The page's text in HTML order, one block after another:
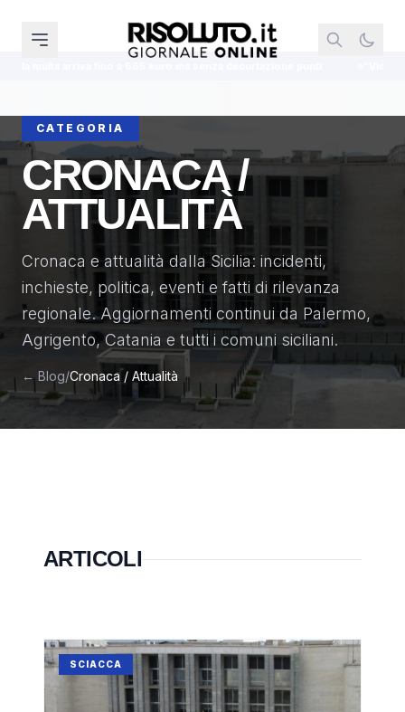
CATEGORIA
CRONACA /
ATTUALITÀ
Cronaca e attualità dalla Sicilia: incidenti,
inchieste, politica, eventi e fatti di rilevanza
regionale. Aggiornamenti continui da Palermo,
Agrigento, Catania e tutti i comuni siciliani.
← Blog/Cronaca / Attualità
ARTICOLI
SCIACCA